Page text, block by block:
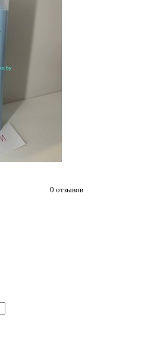
0 отзывов